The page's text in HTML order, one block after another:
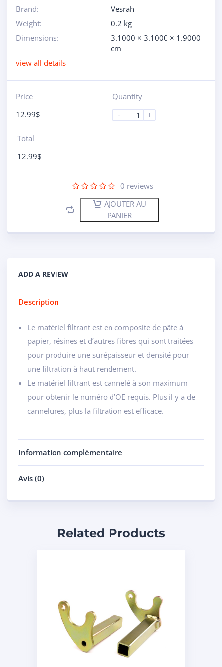
Brand:
Vesrah
Weight:
0.2 kg
Dimensions:
3.1000 × 3.1000 × 1.9000
cm
view all details
Price
12.99$
Quantity
-
+
Total
12.99$
0 reviews
AJOUTER AU
PANIER
ADD A REVIEW
Description
Le matériel filtrant est en composite de pâte à
papier, résines et d’autres fibres qui sont traitées
pour produire une surépaisseur et densité pour
une filtration à haut rendement.
Le matériel filtrant est cannelé à son maximum
pour obtenir le numéro d’OE requis. Plus il y a de
cannelures, plus la filtration est efficace.
Information complémentaire
Avis (0)
Related Products